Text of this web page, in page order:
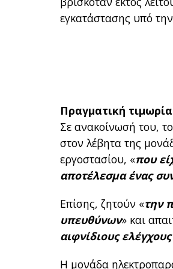
εγκατάστασης υπό
Πραγματική
Σε ανακοίνωσή του,
στον λέβητα της
εργοστασίου, «που
αποτέλεσμα ένας
Επίσης, ζητούν «την
υπευθύνων» και
αιφνίδιους
Η μονάδα